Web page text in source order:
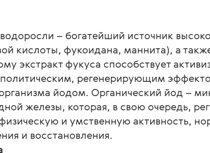
– богатейший источник
кислоты, фукоидана, маннита), а
экстракт фукуса способствует
регенерирующим
йодом. Органический йод –
железы, которая, в свою очередь,
и умственную активность,
и восстановления.